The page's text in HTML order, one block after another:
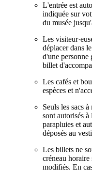
L'entrée est
indiquée sur
du musée
Les
déplacer dans
d'une personne
billet
Les cafés et
espèces et
Seuls les sacs
sont autorisés
parapluies et
déposés au
Les billets ne
créneau horaire
modifiés. En